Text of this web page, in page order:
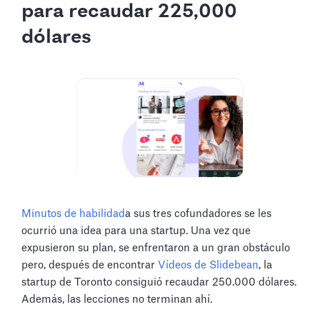
para recaudar 225,000
dólares
Minutos de habilidada sus tres cofundadores se les
ocurrió una idea para una startup. Una vez que
expusieron su plan, se enfrentaron a un gran obstáculo
pero, después de encontrar Vídeos de Slidebean, la
startup de Toronto consiguió recaudar 250.000 dólares.
Además, las lecciones no terminan ahí.